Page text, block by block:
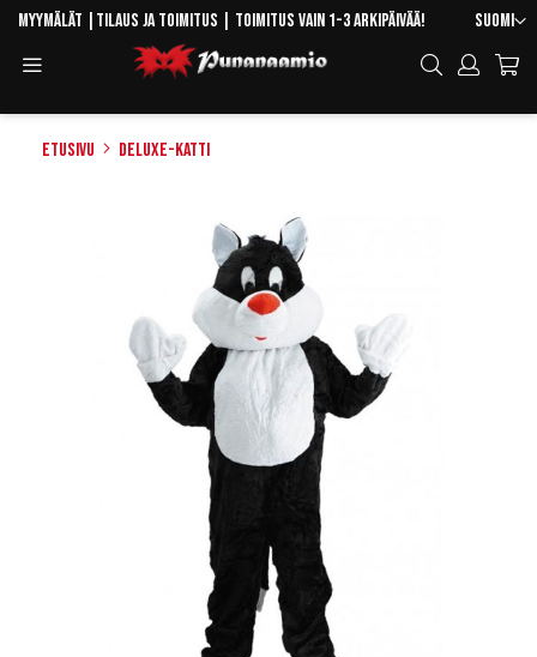
Skip
Content
Kieli
Suomi
Myymälät Tilaus ja toimitus | Toimitus vain 1-3 arkipäivää!
Hae
Etusivu Deluxe-Katti